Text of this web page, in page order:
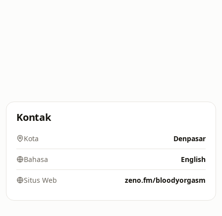
Kontak
Kota Denpasar
Bahasa English
Situs Web zeno.fm/bloodyorgasm